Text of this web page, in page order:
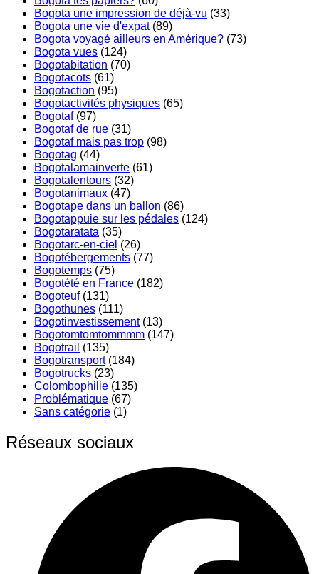
Bogota une impression de déjà-vu (33)
Bogota une vie d'expat(89)
Bogota voyagé ailleurs en Amérique? (73)
Bogota vues (124)
Bogotabitation (70)
Bogotacots (61)
Bogotaction (95)
Bogotactivités physiques (65)
Bogotaf(97)
Bogotaf de rue (31)
Bogotaf mais pas trop (98)
Bogotag (44)
Bogotalamainverte (61)
Bogotalentours (32)
Bogotanimaux (47)
Bogotape dans un ballon (86)
Bogotappuie sur les pédales (124)
Bogotaratata (35)
Bogotarc-en-ciel (26)
Bogotébergements (77)
Bogotemps (75)
Bogotété en France (182)
Bogoteuf(131)
Bogothunes (111)
Bogotinvestissement(13)
Bogotomtomtommmm (147)
Bogotrail (135)
Bogotransport(184)
Bogotrucks (23)
Colombophilie (135)
Problématique (67)
Sans catégorie (1)
Réseaux sociaux